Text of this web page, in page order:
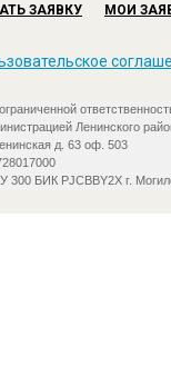
ЗАЯВКУ МОИ
Ленинского
д. 63 оф. 503
БИК PJCBBY2X г.